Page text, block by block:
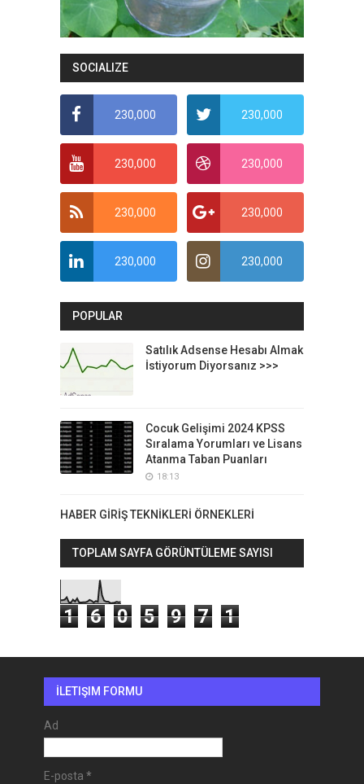
SOCIALIZE
230,000 230,000
230,000 230,000
230,000 230,000
230,000 230,000
POPULAR
Satılık Adsense Hesabı Almak
İstiyorum Diyorsanız >>>
Cocuk Gelişimi 2024 KPSS
Sıralama Yorumları ve Lisans
Atanma Taban Puanları
18:13
HABER GİRİŞ TEKNİKLERİ ÖRNEKLERİ
TOPLAM SAYFA GÖRÜNTÜLEME SAYISI
1 6 0 5 9 7 1
İLETIŞIM FORMU
Ad
E-posta *